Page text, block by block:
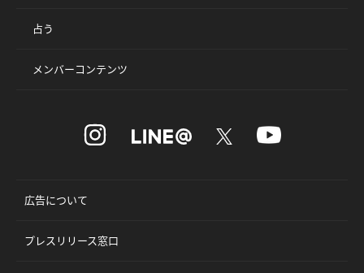
占う
メンバーコンテンツ
広告について
プレスリリース窓口